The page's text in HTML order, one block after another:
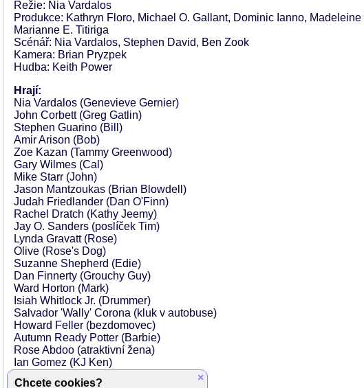
Režie: Nia Vardalos
Produkce: Kathryn Floro, Michael O. Gallant, Dominic Ianno,
Marianne E. Titiriga
Scénář: Nia Vardalos, Stephen David, Ben Zook
Kamera: Brian Pryzpek
Hudba: Keith Power
Hrají:
Nia Vardalos (Genevieve Gernier)
John Corbett (Greg Gatlin)
Stephen Guarino (Bill)
Amir Arison (Bob)
Zoe Kazan (Tammy Greenwood)
Gary Wilmes (Cal)
Mike Starr (John)
Jason Mantzoukas (Brian Blowdell)
Judah Friedlander (Dan O'Finn)
Rachel Dratch (Kathy Jeemy)
Jay O. Sanders (poslíček Tim)
Lynda Gravatt (Rose)
Olive (Rose's Dog)
Suzanne Shepherd (Edie)
Dan Finnerty (Grouchy Guy)
Ward Horton (Mark)
Isiah Whitlock Jr. (Drummer)
Salvador 'Wally' Corona (kluk v autobuse)
Howard Feller (bezdomovec)
Autumn Ready Potter (Barbie)
Rose Abdoo (atraktivní žena)
Ian Gomez (KJ Ken)
×
Chcete cookies?